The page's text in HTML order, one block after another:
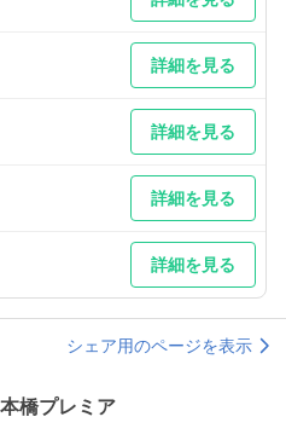
詳細を見る
詳細を見る
詳細を見る
詳細を見る
シェア用のページを表示
橋プレミア